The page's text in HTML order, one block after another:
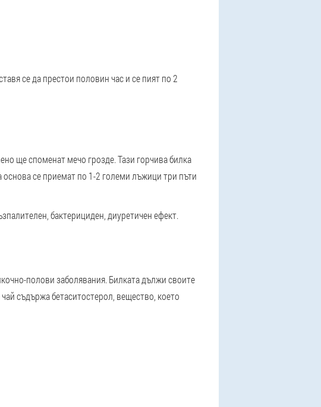
се да престои половин час и се пият по 2
ще споменат мечо грозде. Тази горчива билка
основа се приемат по 1-2 големи лъжици три пъти
бактерициден, диуретичен ефект.
полови заболявания. Билката дължи своите
съдържа бетаситостерол, вещество, което